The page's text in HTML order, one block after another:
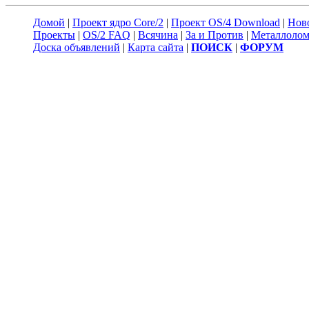
Домой | Проект ядро Core/2 | Проект OS/4 Download |
Проекты | OS/2 FAQ | Всячина | За и Против | Металлолом
Доска объявлений | Карта сайта | ПОИСК | ФОРУМ